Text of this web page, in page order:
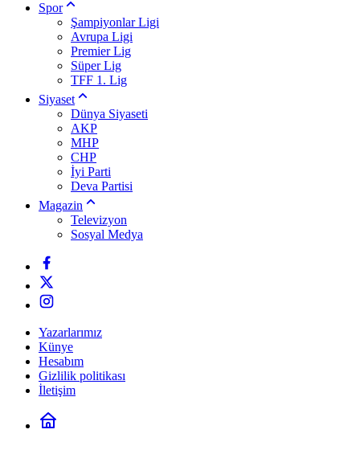
Spor
Şampiyonlar Ligi
Avrupa Ligi
Premier Lig
Süper Lig
TFF 1. Lig
Siyaset
Dünya Siyaseti
AKP
MHP
CHP
İyi Parti
Deva Partisi
Magazin
Televizyon
Sosyal Medya
Yazarlarımız
Künye
Hesabım
Gizlilik politikası
İletişim